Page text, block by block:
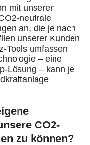
mit unseren
neutrale
an, die je nach
unserer Kunden
Tools umfassen
– eine
Lösung – kann je
CO2-
zu können?